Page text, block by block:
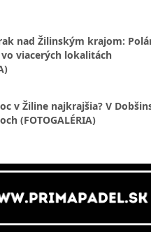
nad Žilinským krajom:
viacerých lokalitách
v Žiline najkrajšia? V
(FOTOGALÉRIA)